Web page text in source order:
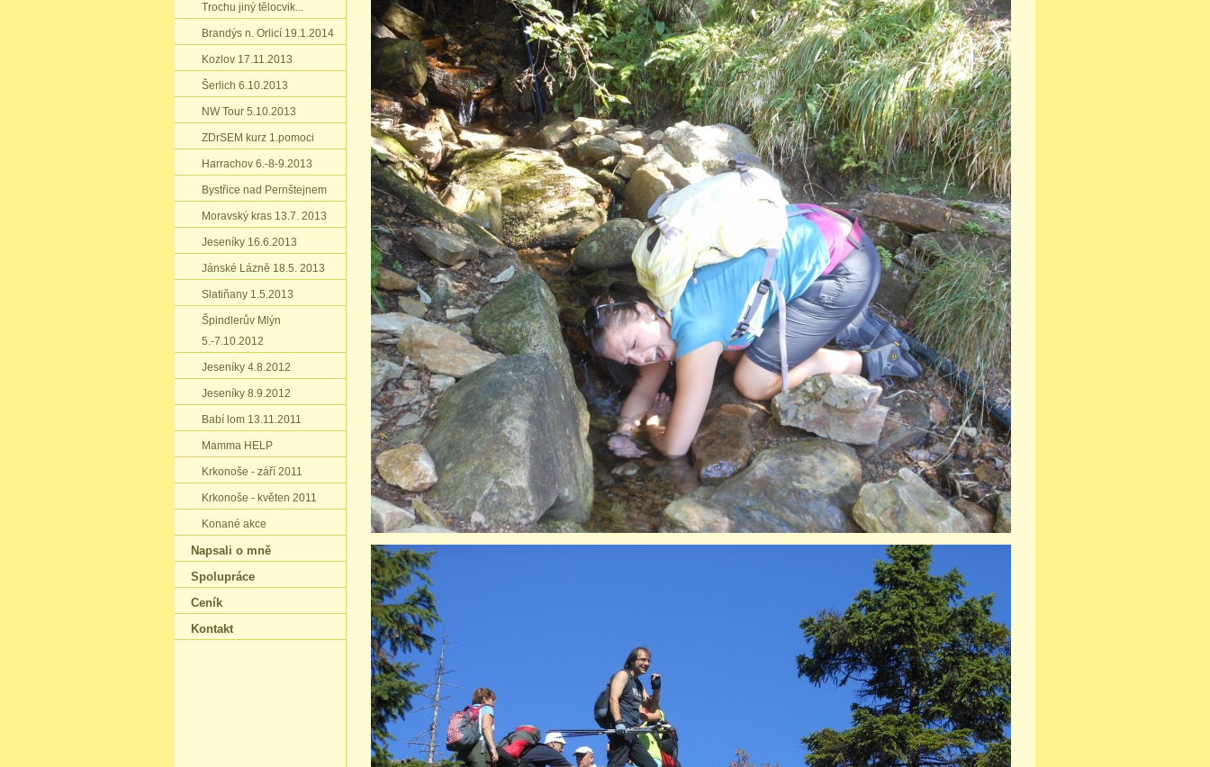
Trochu jiný tělocvik...
Brandýs n. Orlicí 19.1.2014
Kozlov 17.11.2013
Šerlich 6.10.2013
NW Tour 5.10.2013
ZDrSEM kurz 1.pomoci
Harrachov 6.-8-9.2013
Bystřice nad Pernštejnem
Moravský kras 13.7. 2013
Jeseníky 16.6.2013
Jánské Lázně 18.5. 2013
Slatiňany 1.5.2013
Špindlerův Mlýn
5.-7.10.2012
Jeseníky 4.8.2012
Jeseníky 8.9.2012
Babí lom 13.11.2011
Mamma HELP
Krkonoše - září 2011
Krkonoše - květen 2011
Konané akce
Napsali o mně
Spolupráce
Ceník
Kontakt